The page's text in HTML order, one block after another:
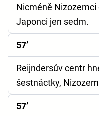
Nicméně
Japonci jen sedm.
57’
Reijndersův centr
šestnáctky,
57’